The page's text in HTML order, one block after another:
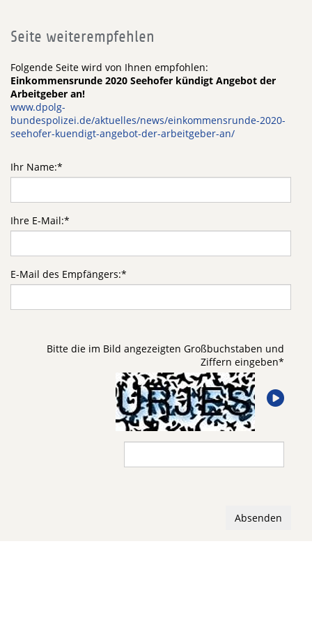
Seite weiterempfehlen
Folgende Seite wird von Ihnen empfohlen:
Einkommensrunde 2020 Seehofer kündigt Angebot der
Arbeitgeber an!
www.dpolg-
bundespolizei.de/aktuelles/news/einkommensrunde-2020-
seehofer-kuendigt-angebot-der-arbeitgeber-an/
Ihr Name:*
Ihre E-Mail:*
E-Mail des Empfängers:*
Bitte die im Bild angezeigten Großbuchstaben und
Ziffern eingeben*
Absenden